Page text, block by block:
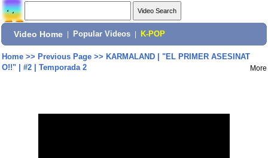
Video Home Popular Videos K-POP
Home>> Previous Page>> KARMALAND | "EL PRIMER ASESINAT
O!!" | #2 | Temporada 2
More